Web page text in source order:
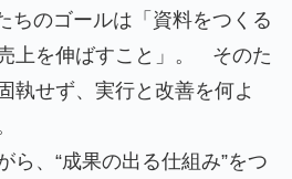
のゴールは「資料をつくる
上を伸ばすこと」。 そのた
執せず、実行と改善を何よ
ら、“成果の出る仕組み”をつ